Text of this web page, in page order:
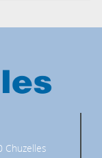
Chuzelles